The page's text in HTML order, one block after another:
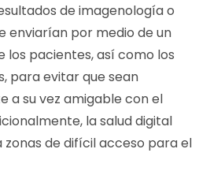
de imagenología o
enviarían por medio de un
los pacientes, así como los
para evitar que sean
a su vez amigable con el
la salud digital
de difícil acceso para el